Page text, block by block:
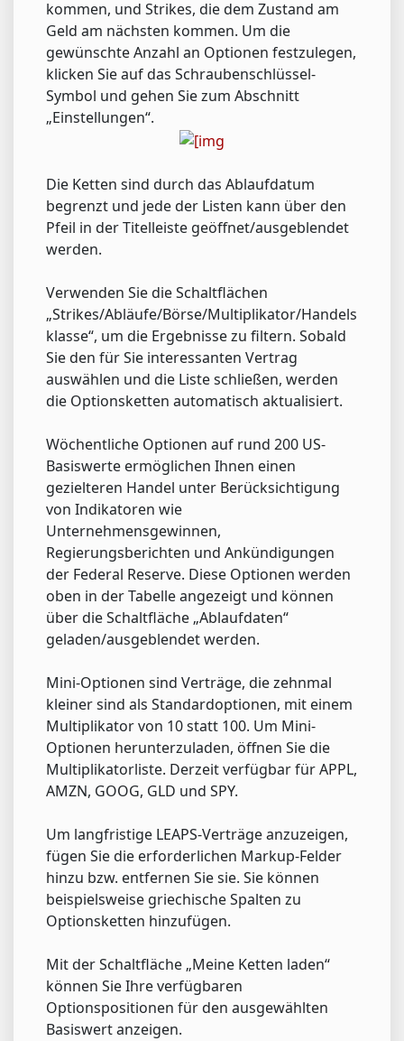
kommen, und Strikes, die dem Zustand am
Geld am nächsten kommen. Um die
gewünschte Anzahl an Optionen festzulegen,
klicken Sie auf das Schraubenschlüssel-
Symbol und gehen Sie zum Abschnitt
„Einstellungen“.
Die Ketten sind durch das Ablaufdatum
begrenzt und jede der Listen kann über den
Pfeil in der Titelleiste geöffnet/ausgeblendet
werden.
Verwenden Sie die Schaltflächen
„Strikes/Abläufe/Börse/Multiplikator/Handels
klasse“, um die Ergebnisse zu filtern. Sobald
Sie den für Sie interessanten Vertrag
auswählen und die Liste schließen, werden
die Optionsketten automatisch aktualisiert.
Wöchentliche Optionen auf rund 200 US-
Basiswerte ermöglichen Ihnen einen
gezielteren Handel unter Berücksichtigung
von Indikatoren wie
Unternehmensgewinnen,
Regierungsberichten und Ankündigungen
der Federal Reserve. Diese Optionen werden
oben in der Tabelle angezeigt und können
über die Schaltfläche „Ablaufdaten“
geladen/ausgeblendet werden.
Mini-Optionen sind Verträge, die zehnmal
kleiner sind als Standardoptionen, mit einem
Multiplikator von 10 statt 100. Um Mini-
Optionen herunterzuladen, öffnen Sie die
Multiplikatorliste. Derzeit verfügbar für APPL,
AMZN, GOOG, GLD und SPY.
Um langfristige LEAPS-Verträge anzuzeigen,
fügen Sie die erforderlichen Markup-Felder
hinzu bzw. entfernen Sie sie. Sie können
beispielsweise griechische Spalten zu
Optionsketten hinzufügen.
Mit der Schaltfläche „Meine Ketten laden“
können Sie Ihre verfügbaren
Optionspositionen für den ausgewählten
Basiswert anzeigen.